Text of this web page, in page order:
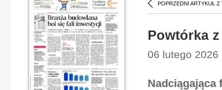
POPRZEDNI ARTYKUŁ Z
Powtórka
06 lutego 2026